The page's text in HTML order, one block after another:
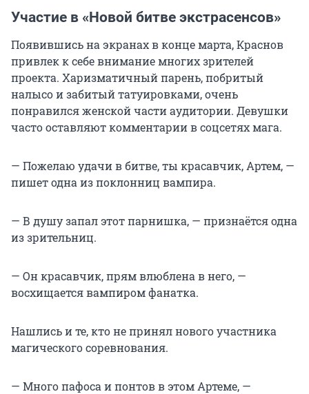
Участие в «Новой битве экстрасенсов»
Появившись на экранах в конце марта, Краснов
привлек к себе внимание многих зрителей
проекта. Харизматичный парень, побритый
налысо и забитый татуировками, очень
понравился женской части аудитории. Девушки
часто оставляют комментарии в соцсетях мага.
— Пожелаю удачи в битве, ты красавчик, Артем, —
пишет одна из поклонниц вампира.
— В душу запал этот парнишка, — признаётся одна
из зрительниц.
— Он красавчик, прям влюблена в него, —
восхищается вампиром фанатка.
Нашлись и те, кто не принял нового участника
магического соревнования.
— Много пафоса и понтов в этом Артеме, —